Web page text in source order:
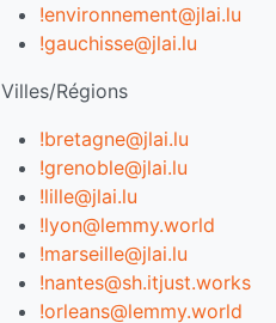
!environnement@jlai.lu
!gauchisse@jlai.lu
Villes/Régions
!bretagne@jlai.lu
!grenoble@jlai.lu
!lille@jlai.lu
!lyon@lemmy.world
!marseille@jlai.lu
!nantes@sh.itjust.works
!orleans@lemmy.world